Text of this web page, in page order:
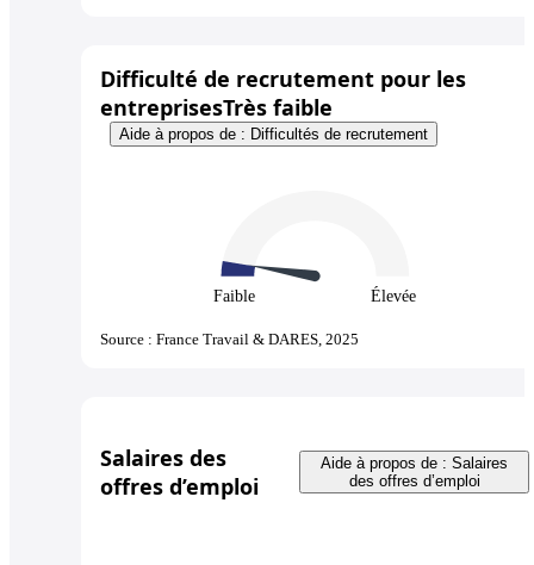
Difficulté de recrutement pour les
entreprisesTrès faible
Aide à propos de : Difficultés de recrutement
Faible Élevée
Source : France Travail & DARES, 2025
Salaires des
offres d’emploi
Aide à propos de : Salaires
des offres d’emploi